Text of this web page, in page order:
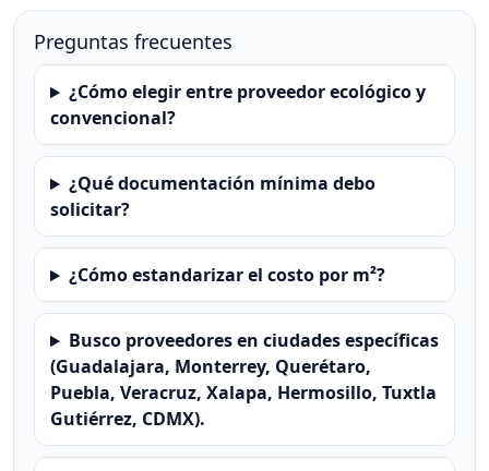
Preguntas frecuentes
¿Cómo elegir entre proveedor ecológico y
convencional?
¿Qué documentación mínima debo
solicitar?
¿Cómo estandarizar el costo por m²?
Busco proveedores en ciudades específicas
(Guadalajara, Monterrey, Querétaro,
Puebla, Veracruz, Xalapa, Hermosillo, Tuxtla
Gutiérrez, CDMX).